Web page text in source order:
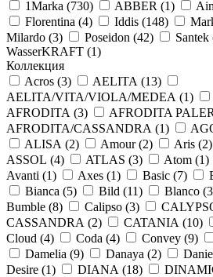
1Marka (730) ABBER (1)
Florentina (4) Iddis (148)
Milardo (3) Poseidon (42) Santek
WasserKRAFT (1)
Коллекция
Acros (3) AELITA (13)
AELITA/VITA/VIOLA/MEDEA (1)
AFRODITA (3) AFRODITA
AFRODITA/CASSANDRA (1)
ALISA (2) Amour (2) Aris (2)
ASSOL (4) ATLAS (3) Atom (1)
Avanti (1) Axes (1) Basic (7)
Bianca (5) Bild (11) Blanco (3
Bumble (8) Calipso (3)
CASSANDRA (2) CATANIA (10)
Cloud (4) Coda (4) Convey (9)
Damelia (9) Danaya (2)
Desire (1) DIANA (18)